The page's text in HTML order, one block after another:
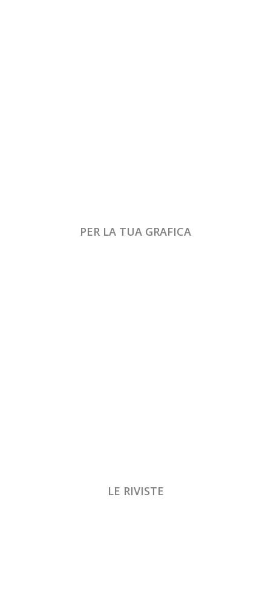
PER LA TUA GRAFICA
LE RIVISTE